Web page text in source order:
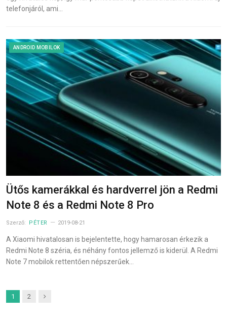
telefonjáról, ami…
ANDROID MOBILOK
Ütős kamerákkal és hardverrel jön a Redmi
Note 8 és a Redmi Note 8 Pro
Szerző: PÉTER 2019-08-21
A Xiaomi hivatalosan is bejelentette, hogy hamarosan érkezik a
Redmi Note 8 széria, és néhány fontos jellemző is kiderül. A Redmi
Note 7 mobilok rettentően népszerűek…
1 2 Next